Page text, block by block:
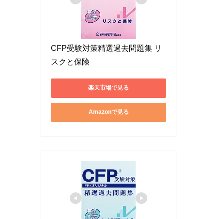
CFP受験対策精選過去問題集 リ
スクと保険
楽天市場で見る
Amazonで見る